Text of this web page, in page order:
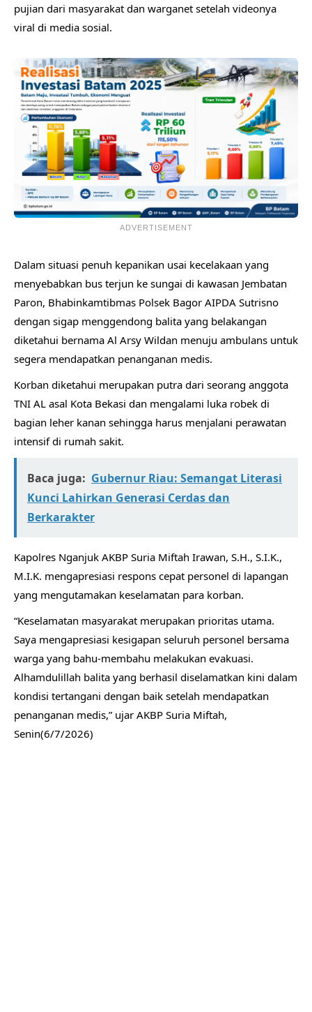
pujian dari masyarakat dan warganet setelah videonya
viral di media sosial.
ADVERTISEMENT
Dalam situasi penuh kepanikan usai kecelakaan yang
menyebabkan bus terjun ke sungai di kawasan Jembatan
Paron, Bhabinkamtibmas Polsek Bagor AIPDA Sutrisno
dengan sigap menggendong balita yang belakangan
diketahui bernama Al Arsy Wildan menuju ambulans untuk
segera mendapatkan penanganan medis.
Korban diketahui merupakan putra dari seorang anggota
TNI AL asal Kota Bekasi dan mengalami luka robek di
bagian leher kanan sehingga harus menjalani perawatan
intensif di rumah sakit.
Baca juga: Gubernur Riau: Semangat Literasi
Kunci Lahirkan Generasi Cerdas dan
Berkarakter
Kapolres Nganjuk AKBP Suria Miftah Irawan, S.H., S.I.K.,
M.I.K. mengapresiasi respons cepat personel di lapangan
yang mengutamakan keselamatan para korban.
“Keselamatan masyarakat merupakan prioritas utama.
Saya mengapresiasi kesigapan seluruh personel bersama
warga yang bahu-membahu melakukan evakuasi.
Alhamdulillah balita yang berhasil diselamatkan kini dalam
kondisi tertangani dengan baik setelah mendapatkan
penanganan medis,” ujar AKBP Suria Miftah,
Senin(6/7/2026)